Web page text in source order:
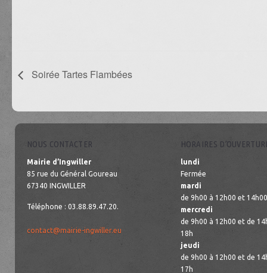
Soirée Tartes Flambées
NOUS CONTACTER
Mairie d’Ingwiller
85 rue du Général Goureau
67340 INGWILLER
Téléphone : 03.88.89.47.20.
contact@mairie-ingwiller.eu
HORAIRES
lundi
Fermée
mardi
de 9h00 à 12h00 et
mercredi
de 9h00 à 12h00 et de
18h
jeudi
de 9h00 à 12h00 et de
17h